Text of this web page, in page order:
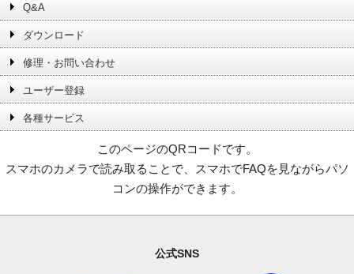
Q&A
ダウンロード
修理・お問い合わせ
ユーザー登録
各種サービス
このページのQRコードです。
スマホのカメラで読み取ることで、スマホでFAQを見ながらパソ
コンの操作ができます。
公式SNS